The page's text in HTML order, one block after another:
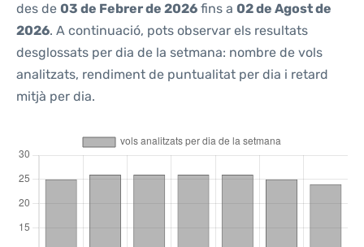
des de 03 de Febrer de 2026 fins a 02 de Agost de
2026. A continuació, pots observar els resultats
desglossats per dia de la setmana: nombre de vols
analitzats, rendiment de puntualitat per dia i retard
mitjà per dia.